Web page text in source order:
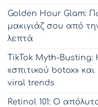
Golden Hour Glam:
μακιγιάζ σου από
λεπτά
TikTok Myth-
«σπιτικού botox»
viral trends
Retinol 101: Ο